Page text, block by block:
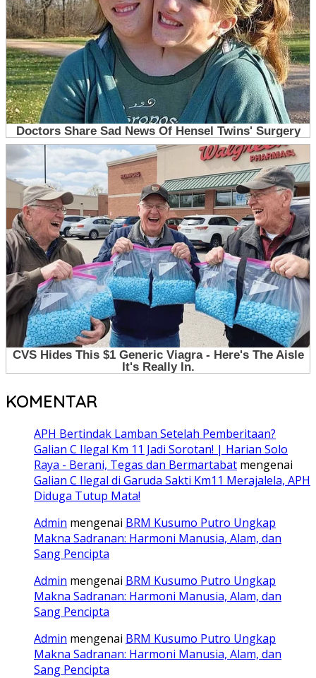
KOMENTAR
APH Bertindak Lamban Setelah Pemberitaan?
Galian C Ilegal Km 11 Jadi Sorotan! | Harian Solo
Raya - Berani, Tegas dan Bermartabat mengenai
Galian C Ilegal di Garuda Sakti Km11 Merajalela, APH
Diduga Tutup Mata!
Admin mengenai BRM Kusumo Putro Ungkap
Makna Sadranan: Harmoni Manusia, Alam, dan
Sang Pencipta
Admin mengenai BRM Kusumo Putro Ungkap
Makna Sadranan: Harmoni Manusia, Alam, dan
Sang Pencipta
Admin mengenai BRM Kusumo Putro Ungkap
Makna Sadranan: Harmoni Manusia, Alam, dan
Sang Pencipta